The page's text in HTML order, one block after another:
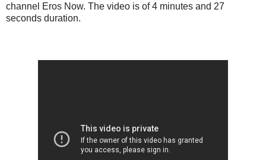
channel Eros Now. The video is of 4 minutes and 27
seconds duration.